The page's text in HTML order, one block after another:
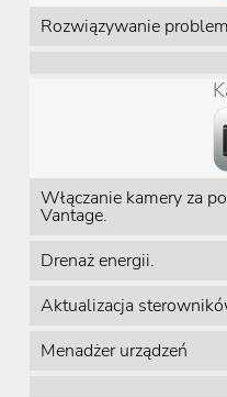
Rozwiązywanie
Włączanie kamery za
Vantage.
Drenaż energii.
Aktualizacja
Menadżer urządzeń